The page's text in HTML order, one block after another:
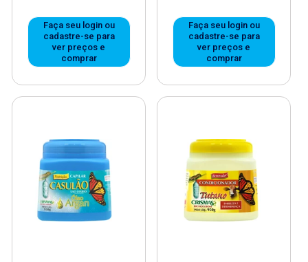
Faça seu login ou
cadastre-se para
ver preços e
comprar
Faça seu login ou
cadastre-se para
ver preços e
comprar